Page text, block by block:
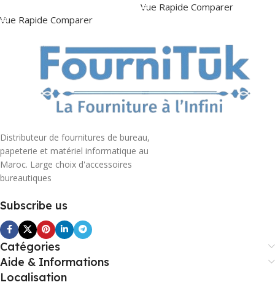
Vue Rapide Comparer
Vue Rapide Comparer
Distributeur de fournitures de bureau,
papeterie et matériel informatique au
Maroc. Large choix d'accessoires
bureautiques
Subscribe us
Catégories
Aide & Informations
Localisation